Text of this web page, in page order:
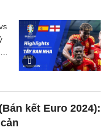
kết Euro 2024):